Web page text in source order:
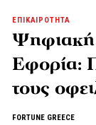
ΕΠΙΚΑΙΡΟΤΗΤΑ
Ψηφιακή
Εφορία:
τους
FORTUNE GREECE